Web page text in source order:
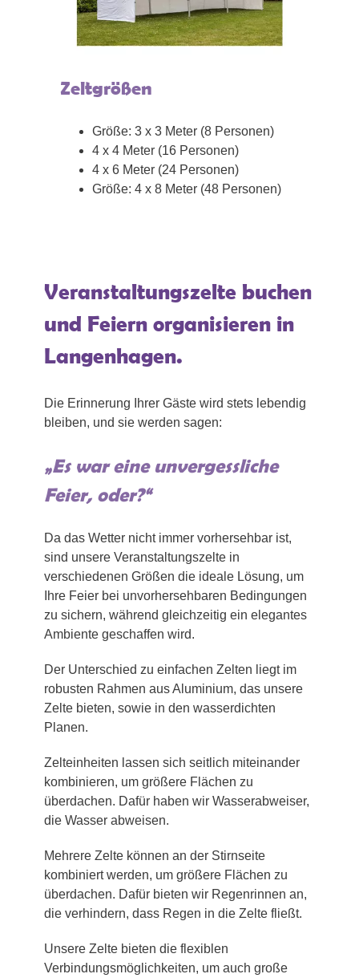
Zeltgrößen
Größe: 3 x 3 Meter (8 Personen)
4 x 4 Meter (16 Personen)
4 x 6 Meter (24 Personen)
Größe: 4 x 8 Meter (48 Personen)
Veranstaltungszelte buchen
und Feiern organisieren in
Langenhagen.
Die Erinnerung Ihrer Gäste wird stets lebendig
bleiben, und sie werden sagen:
„Es war eine unvergessliche
Feier, oder?“
Da das Wetter nicht immer vorhersehbar ist,
sind unsere Veranstaltungszelte in
verschiedenen Größen die ideale Lösung, um
Ihre Feier bei unvorhersehbaren Bedingungen
zu sichern, während gleichzeitig ein elegantes
Ambiente geschaffen wird.
Der Unterschied zu einfachen Zelten liegt im
robusten Rahmen aus Aluminium, das unsere
Zelte bieten, sowie in den wasserdichten
Planen.
Zelteinheiten lassen sich seitlich miteinander
kombinieren, um größere Flächen zu
überdachen. Dafür haben wir Wasserabweiser,
die Wasser abweisen.
Mehrere Zelte können an der Stirnseite
kombiniert werden, um größere Flächen zu
überdachen. Dafür bieten wir Regenrinnen an,
die verhindern, dass Regen in die Zelte fließt.
Unsere Zelte bieten die flexiblen
Verbindungsmöglichkeiten, um auch große